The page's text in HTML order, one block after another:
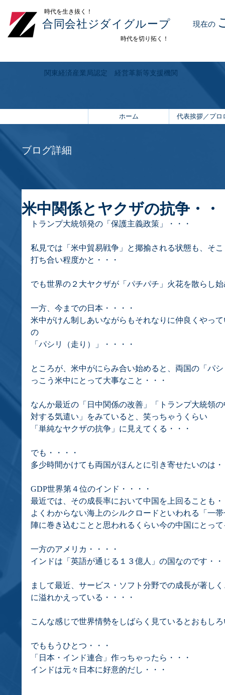
合同会社ジダイグループ 現在の
​時代を生き抜く！
時代を切り拓く！
関東経済産業局認定 経営革新等支援機関
ホーム 代表挨拶／プロ
ブログ詳細
米中関係とヤクザの抗争・・
トランプ大統領発の「保護主義政策」・・・
私見では「米中貿易戦争」と揶揄される状態も、そ
打ち合い程度かと・・・
でも世界の２大ヤクザが「パチパチ」火花を散らし
一方、今までの日本・・・・
米中がけん制しあいながらもそれなりに仲良くやっ
の
「パシリ（走り）」・・・・
ところが、米中がにらみ合い始めると、両国の「パ
っこう米中にとって大事なこと・・・
なんか最近の「日中関係の改善」「トランプ大統領
対する気遣い」をみていると、笑っちゃうくらい
「単純なヤクザの抗争」に見えてくる・・・
でも・・・・
多少時間かけても両国がほんとに引き寄せたいのは
GDP世界第４位のインド・・・・
最近では、その成長率において中国を上回ることも
よくわからない海上のシルクロードといわれる「一
陣に巻き込むことと思われるくらい今の中国にとっ
一方のアメリカ・・・・
インドは「英語が通じる１３億人」の国なのです・
まして最近、サービス・ソフト分野での成長が著し
に溢れかえっている・・・・
こんな感じで世界情勢をしばらく見ているとおもし
でももうひとつ・・・
「日本・インド連合」作っちゃったら・・・
インドは元々日本に好意的だし・・・